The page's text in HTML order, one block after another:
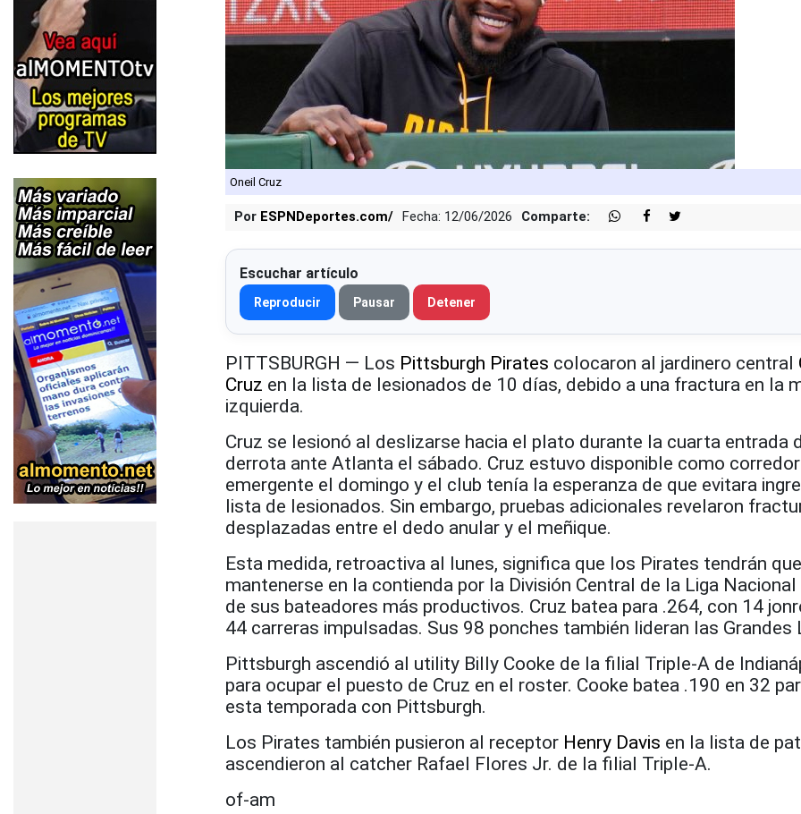
Oneil Cruz
Por ESPNDeportes.com/ Fecha: 12/06/2026 Comparte:
Escuchar artículo
Reproducir Pausar Detener
PITTSBURGH — Los Pittsburgh Pirates colocaron al jardinero central
Cruz en la lista de lesionados de 10 días, debido a una fractura en la
izquierda.
Cruz se lesionó al deslizarse hacia el plato durante la cuarta entrada
derrota ante Atlanta el sábado. Cruz estuvo disponible como corredor
emergente el domingo y el club tenía la esperanza de que evitara
lista de lesionados. Sin embargo, pruebas adicionales revelaron
desplazadas entre el dedo anular y el meñique.
Esta medida, retroactiva al lunes, significa que los Pirates tendrán
mantenerse en la contienda por la División Central de la Liga Nacional
de sus bateadores más productivos. Cruz batea para .264, con 14
44 carreras impulsadas. Sus 98 ponches también lideran las Grandes
Pittsburgh ascendió al utility Billy Cooke de la filial Triple-A de
para ocupar el puesto de Cruz en el roster. Cooke batea .190 en 32
esta temporada con Pittsburgh.
Los Pirates también pusieron al receptor Henry Davis en la lista de
ascendieron al catcher Rafael Flores Jr. de la filial Triple-A.
of-am